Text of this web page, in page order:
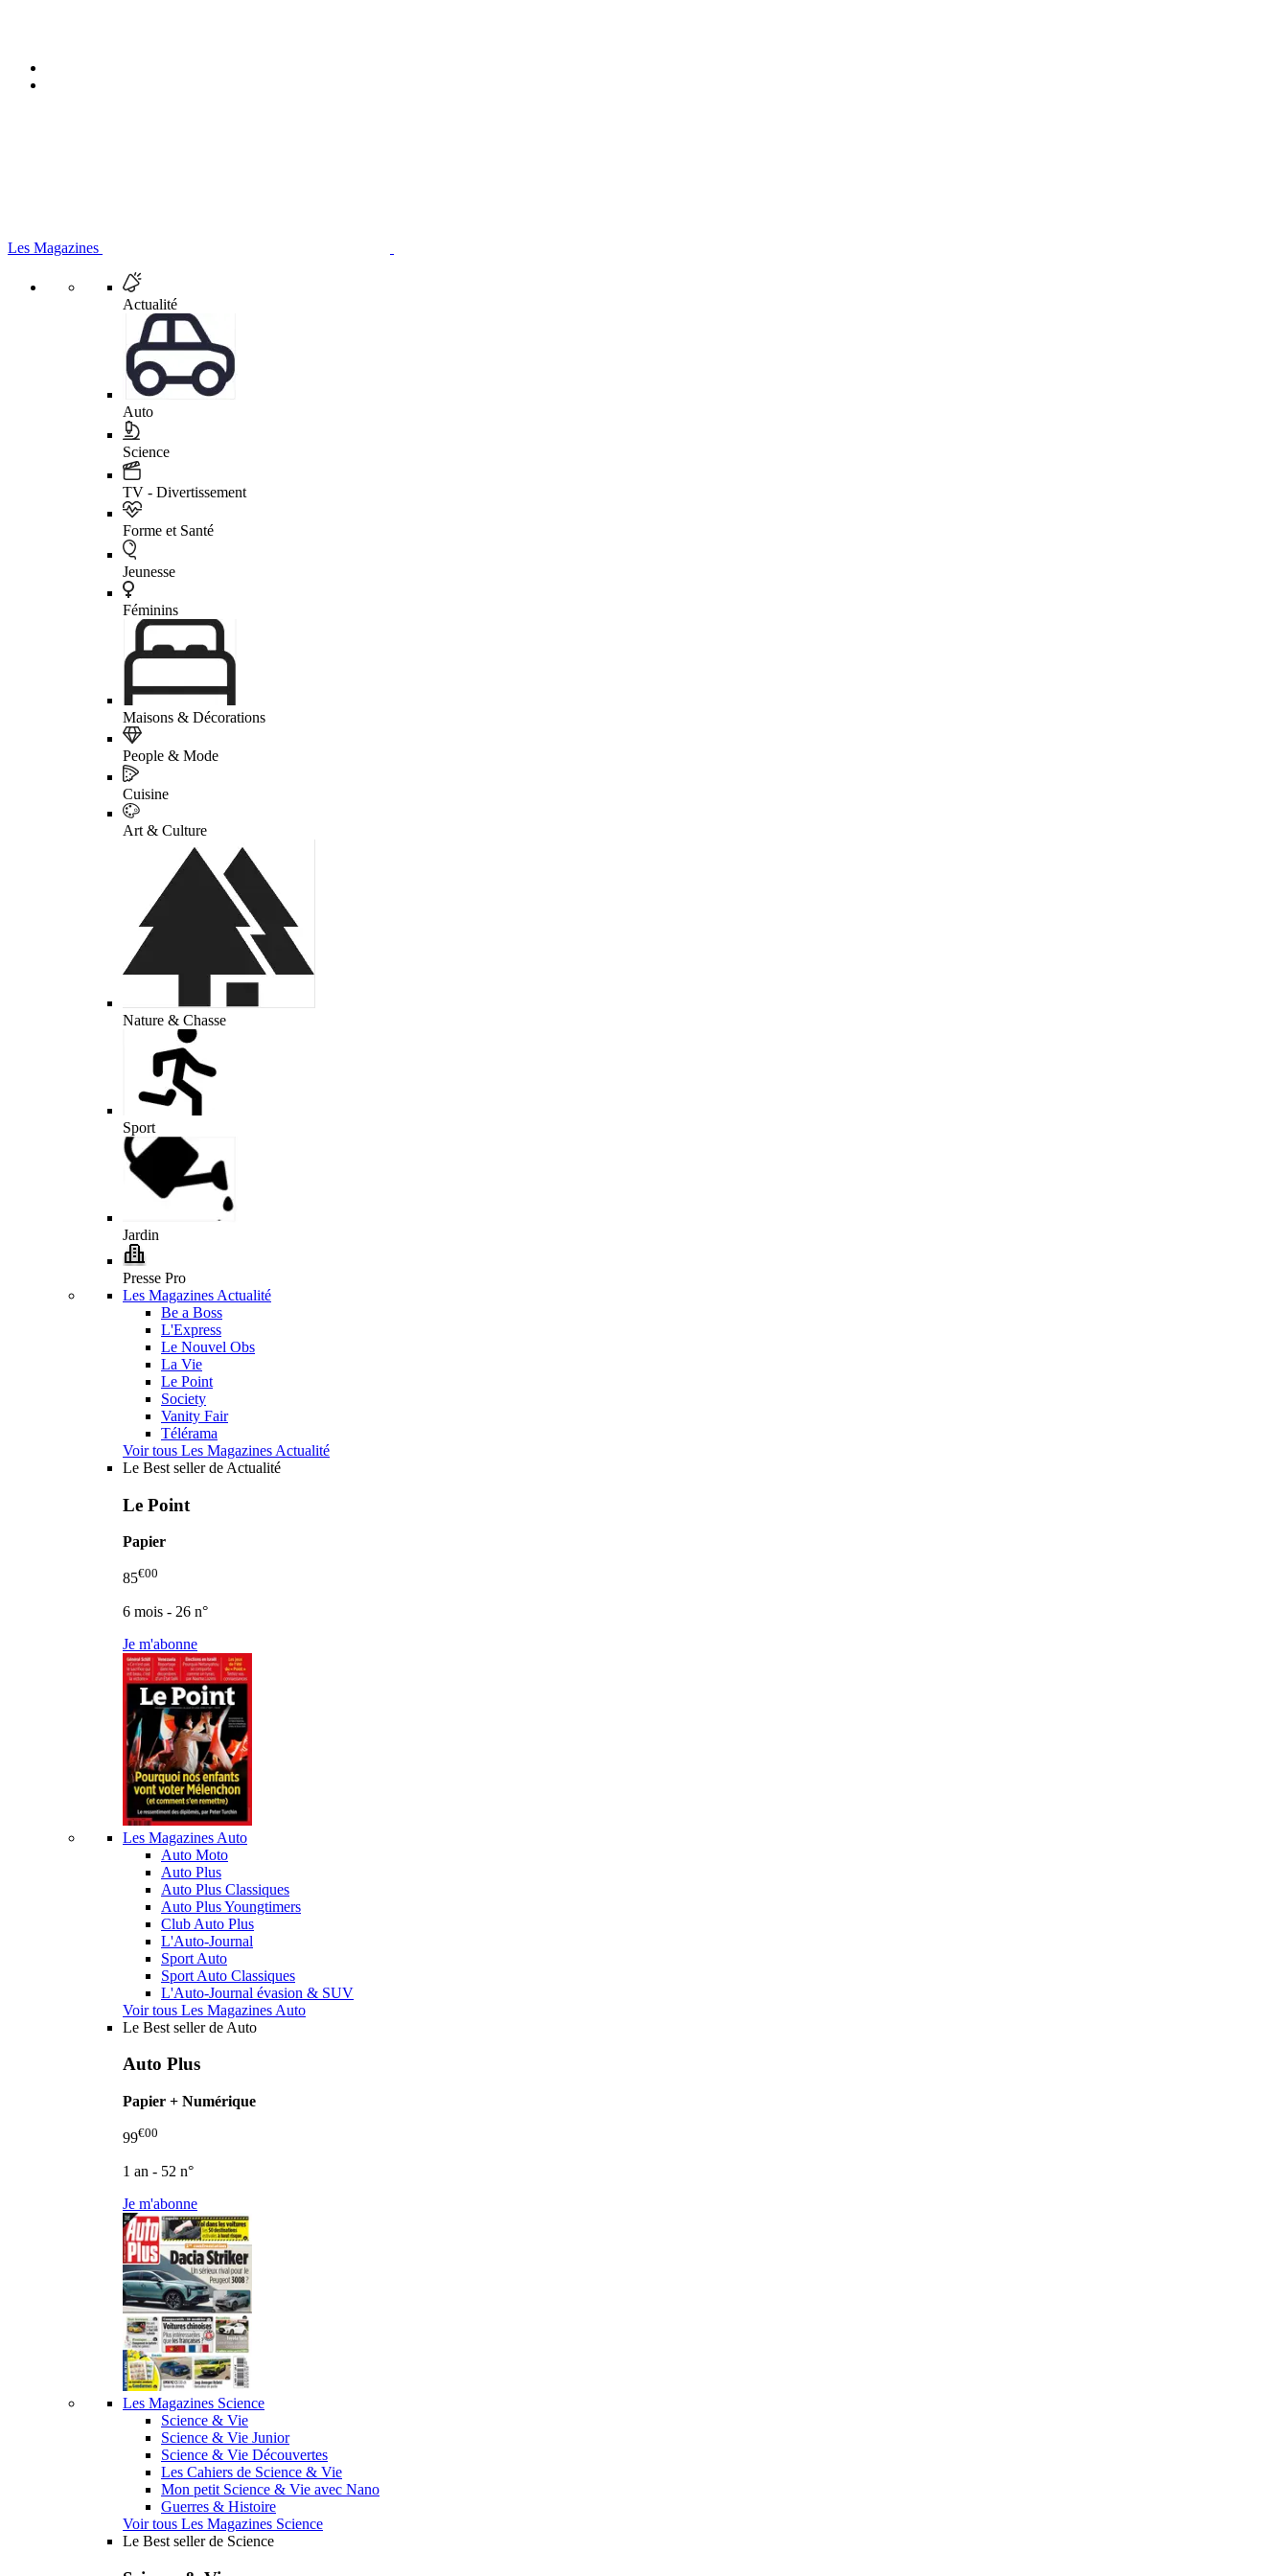
Les Magazines
Actualité
Auto
Science
TV - Divertissement
Forme et Santé
Jeunesse
Féminins
Maisons & Décorations
People & Mode
Cuisine
Art & Culture
Nature & Chasse
Sport
Jardin
Presse Pro
Les Magazines Actualité
Be a Boss
L'Express
Le Nouvel Obs
La Vie
Le Point
Society
Vanity Fair
Télérama
Voir tous Les Magazines Actualité
Le Best seller de Actualité
Le Point
Papier
85€00
6 mois - 26 n°
Je m'abonne
Les Magazines Auto
Auto Moto
Auto Plus
Auto Plus Classiques
Auto Plus Youngtimers
Club Auto Plus
L'Auto-Journal
Sport Auto
Sport Auto Classiques
L'Auto-Journal évasion & SUV
Voir tous Les Magazines Auto
Le Best seller de Auto
Auto Plus
Papier + Numérique
99€00
1 an - 52 n°
Je m'abonne
Les Magazines Science
Science & Vie
Science & Vie Junior
Science & Vie Découvertes
Les Cahiers de Science & Vie
Mon petit Science & Vie avec Nano
Guerres & Histoire
Voir tous Les Magazines Science
Le Best seller de Science